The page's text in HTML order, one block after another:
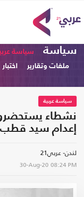
سياسة سياسة
ملفات وتقارير
اختبار
سياسة عربية
نشطاء
إعدام سيد
لندن- عربي21
30-Aug-20 08:24 PM